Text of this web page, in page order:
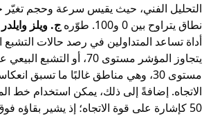
التحليل الفني، حيث يقيس سرعة وحجم
نطاق يتراوح بين 0 و100. طوّره
ج. ويلز وايلدر
أداة تساعد المتداولين في رصد حالات التشبع
يتجاوز المؤشر مستوى 70، أو
مستوى 30، وهي مناطق غالبًا ما تسبق
الاتجاه. إضافةً إلى ذلك، يمكن استخدام خط
50 كإشارة على قوة الاتجاه؛ إذ يشير بقاؤه